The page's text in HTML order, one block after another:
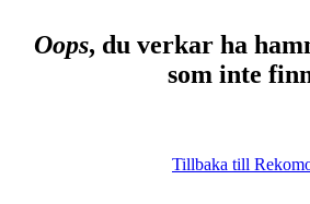
Oops, du verkar ha
som inte
Tillbaka till